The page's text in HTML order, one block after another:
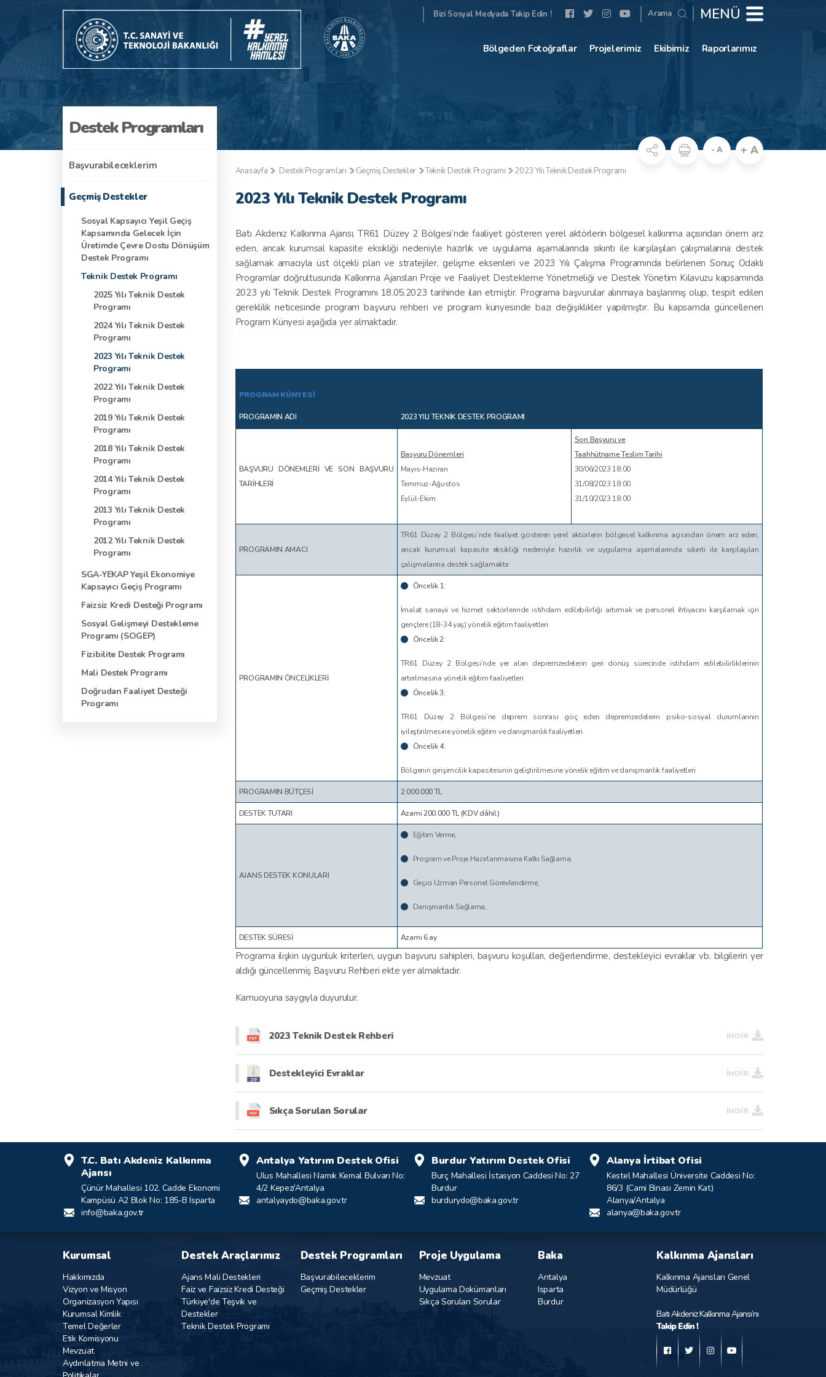
Bizi Sosyal Medyada Takip Edin ! Arama MENÜ
Bölgeden Fotoğraflar Projelerimiz Ekibimiz Raporlarımız
- A + A
Destek Programları
Başvurabileceklerim
Geçmiş Destekler
Sosyal Kapsayıcı Yeşil Geçiş
Kapsamında Gelecek İçin
Üretimde Çevre Dostu Dönüşüm
Destek Programı
Teknik Destek Programı
2025 Yılı Teknik Destek
Programı
2024 Yılı Teknik Destek
Programı
2023 Yılı Teknik Destek
Programı
2022 Yılı Teknik Destek
Programı
2019 Yılı Teknik Destek
Programı
2018 Yılı Teknik Destek
Programı
2014 Yılı Teknik Destek
Programı
2013 Yılı Teknik Destek
Programı
2012 Yılı Teknik Destek
Programı
SGA-YEKAP Yeşil Ekonomiye
Kapsayıcı Geçiş Programı
Faizsiz Kredi Desteği Programı
Sosyal Gelişmeyi Destekleme
Programı (SOGEP)
Fizibilite Destek Programı
Mali Destek Programı
Doğrudan Faaliyet Desteği
Programı
Anasayfa Destek Programları Geçmiş Destekler Teknik Destek Programı 2023 Yılı Teknik Destek Programı
2023 Yılı Teknik Destek Programı
Batı Akdeniz Kalkınma Ajansı, TR61 Düzey 2 Bölgesi’nde faaliyet gösteren yerel aktörlerin bölgesel kalkınma açısından önem arz
eden, ancak kurumsal kapasite eksikliği nedeniyle hazırlık ve uygulama aşamalarında sıkıntı ile karşılaşılan çalışmalarına destek
sağlamak amacıyla üst ölçekli plan ve stratejiler, gelişme eksenleri ve 2023 Yılı Çalışma Programında belirlenen Sonuç Odaklı
Programlar doğrultusunda Kalkınma Ajansları Proje ve Faaliyet Destekleme Yönetmeliği ve Destek Yönetim Kılavuzu kapsamında
2023 yılı Teknik Destek Programını 18.05.2023 tarihinde ilan etmiştir. Programa başvurular alınmaya başlanmış olup, tespit edilen
gereklilik neticesinde program başvuru rehberi ve program künyesinde bazı değişiklikler yapılmıştır. Bu kapsamda güncellenen
Program Künyesi aşağıda yer almaktadır.
PROGRAM KÜNYESİ
PROGRAMIN ADI 2023 YILI TEKNİK DESTEK PROGRAMI
BAŞVURU DÖNEMLERİ VE SON BAŞVURU
TARİHLERİ
Başvuru Dönemleri
Mayıs-Haziran
Temmuz-Ağustos
Eylül-Ekim
Son Başvuru ve
Taahhütname Teslim Tarihi
30/06/2023 18:00
31/08/2023 18:00
31/10/2023 18:00
PROGRAMIN AMACI
TR61 Düzey 2 Bölgesi’nde faaliyet gösteren yerel aktörlerin bölgesel kalkınma açısından önem arz eden,
ancak kurumsal kapasite eksikliği nedeniyle hazırlık ve uygulama aşamalarında sıkıntı ile karşılaşılan
çalışmalarına destek sağlamaktır.
PROGRAMIN ÖNCELİKLERİ
Öncelik 1:
İmalat sanayii ve hizmet sektörlerinde istihdam edilebilirliği artırmak ve personel ihtiyacını karşılamak için
gençlere (18-34 yaş) yönelik eğitim faaliyetleri
Öncelik 2:
TR61 Düzey 2 Bölgesi’nde yer alan depremzedelerin geri dönüş sürecinde istihdam edilebilirliklerinin
artırılmasına yönelik eğitim faaliyetleri
Öncelik 3:
TR61 Düzey 2 Bölgesi’ne deprem sonrası göç eden depremzedelerin psiko-sosyal durumlarının
iyileştirilmesine yönelik eğitim ve danışmanlık faaliyetleri
Öncelik 4:
Bölgenin girişimcilik kapasitesinin geliştirilmesine yönelik eğitim ve danışmanlık faaliyetleri
PROGRAMIN BÜTÇESİ 2.000.000 TL
DESTEK TUTARI Azami 200.000 TL (KDV dâhil)
AJANS DESTEK KONULARI
Eğitim Verme,
Program ve Proje Hazırlanmasına Katkı Sağlama,
Geçici Uzman Personel Görevlendirme,
Danışmanlık Sağlama,
DESTEK SÜRESİ Azami 6 ay
Programa ilişkin uygunluk kriterleri, uygun başvuru sahipleri, başvuru koşulları, değerlendirme, destekleyici evraklar vb. bilgilerin yer
aldığı güncellenmiş Başvuru Rehberi ekte yer almaktadır.
Kamuoyuna saygıyla duyurulur.
2023 Teknik Destek Rehberi İNDİR
Destekleyici Evraklar İNDİR
Sıkça Sorulan Sorular İNDİR
T.C. Batı Akdeniz Kalkınma
Ajansı
Çünür Mahallesi 102. Cadde Ekonomi
Kampüsü A2 Blok No: 185-B Isparta
info@baka.gov.tr
Antalya Yatırım Destek Ofisi
Ulus Mahallesi Namık Kemal Bulvarı No:
4/2 Kepez/Antalya
antalyaydo@baka.gov.tr
Burdur Yatırım Destek Ofisi
Burç Mahallesi İstasyon Caddesi No: 27
Burdur
burdurydo@baka.gov.tr
Alanya İrtibat Ofisi
Kestel Mahallesi Üniversite Caddesi No:
86/3 (Cami Binası Zemin Kat)
Alanya/Antalya
alanya@baka.gov.tr
Kurumsal
Hakkımızda
Vizyon ve Misyon
Organizasyon Yapısı
Kurumsal Kimlik
Temel Değerler
Etik Komisyonu
Mevzuat
Aydınlatma Metni ve
Destek Araçlarımız
Ajans Mali Destekleri
Faiz ve Faizsiz Kredi Desteği
Türkiye'de Teşvik ve
Destekler
Teknik Destek Programı
Destek Programları
Başvurabileceklerim
Geçmiş Destekler
Proje Uygulama
Mevzuat
Uygulama Dokümanları
Sıkça Sorulan Sorular
Baka
Antalya
Isparta
Burdur
Kalkınma Ajansları
Kalkınma Ajansları Genel
Müdürlüğü
Batı Akdeniz Kalkınma Ajansı’nı
Takip Edin !